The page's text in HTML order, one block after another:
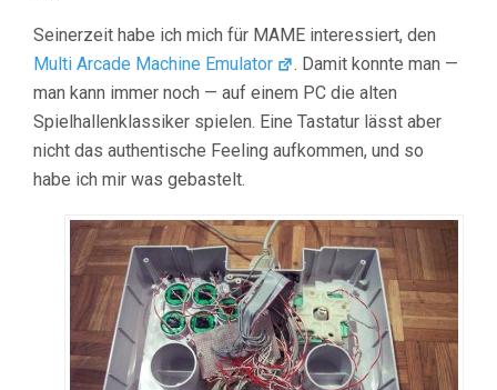
Seinerzeit habe ich mich für MAME interessiert, den
Multi Arcade Machine Emulator
. Damit konnte man —
man kann immer noch — auf einem PC die alten
Spielhallenklassiker spielen. Eine Tastatur lässt aber
nicht das authentische Feeling aufkommen, und so
habe ich mir was gebastelt.